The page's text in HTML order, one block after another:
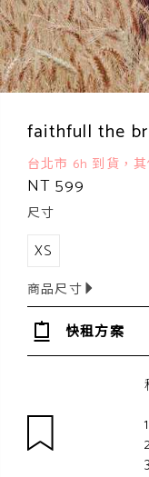
faithfull the
台北市 6h 到貨，
NT 599
尺寸
XS
商品尺寸
快租方案